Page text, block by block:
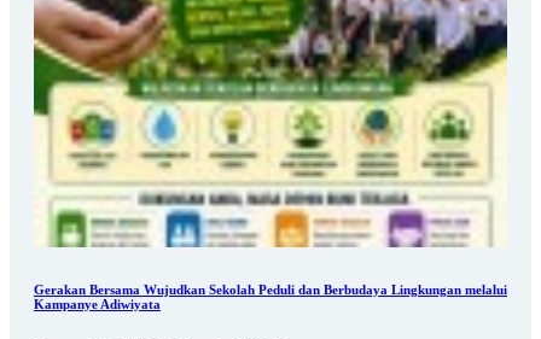
Gerakan Bersama Wujudkan Sekolah Peduli dan Berbudaya Lingkungan melalui
Kampanye Adiwiyata